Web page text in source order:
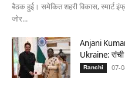
बैठक हुई। समेकित शहरी विकास, स्मार्ट
जोर...
Anjani
Ukraine:
Ranchi 07-